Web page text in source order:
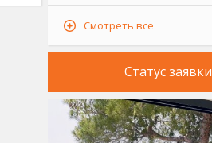
Смотреть все
Статус заявки